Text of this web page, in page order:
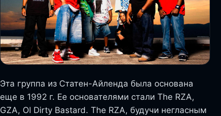
Эта группа из Статен-Айленда была основана
еще в 1992 г. Ее основателями стали The RZA,
GZA, Ol Dirty Bastard. The RZA, будучи негласным